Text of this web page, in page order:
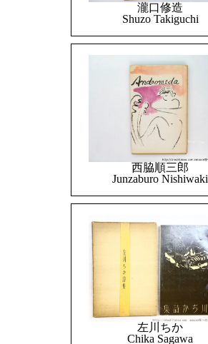
瀧口修造
Shuzo Takiguchi
西脇順三郎
Junzaburo Nishiwaki
左川ちか
Chika Sagawa